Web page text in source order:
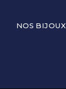
NOS BIJOUX